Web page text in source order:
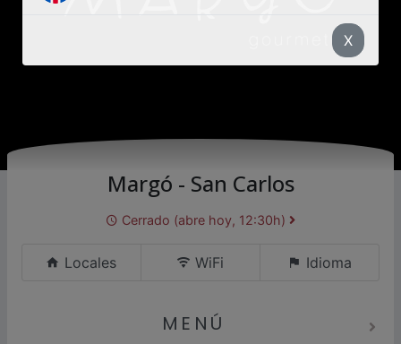
Margó - San Carlos
Cerrado (abre hoy, 12:30h)
Locales WiFi Idioma
MENÚ
X